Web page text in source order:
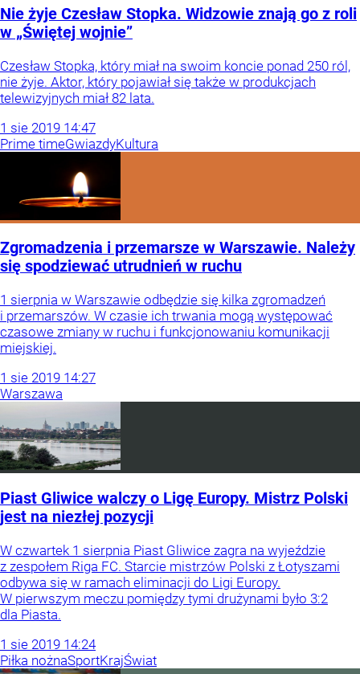
Nie żyje Czesław Stopka. Widzowie znają go z roli
w „Świętej wojnie”
Czesław Stopka, który miał na swoim koncie ponad 250 ról,
nie żyje. Aktor, który pojawiał się także w produkcjach
telewizyjnych miał 82 lata.
1 sie 2019 14:47
Prime timeGwiazdyKultura
Zgromadzenia i przemarsze w Warszawie. Należy
się spodziewać utrudnień w ruchu
1 sierpnia w Warszawie odbędzie się kilka zgromadzeń
i przemarszów. W czasie ich trwania mogą występować
czasowe zmiany w ruchu i funkcjonowaniu komunikacji
miejskiej.
1 sie 2019 14:27
Warszawa
Piast Gliwice walczy o Ligę Europy. Mistrz Polski
jest na niezłej pozycji
W czwartek 1 sierpnia Piast Gliwice zagra na wyjeździe
z zespołem Riga FC. Starcie mistrzów Polski z Łotyszami
odbywa się w ramach eliminacji do Ligi Europy.
W pierwszym meczu pomiędzy tymi drużynami było 3:2
dla Piasta.
1 sie 2019 14:24
Piłka nożnaSportKrajŚwiat